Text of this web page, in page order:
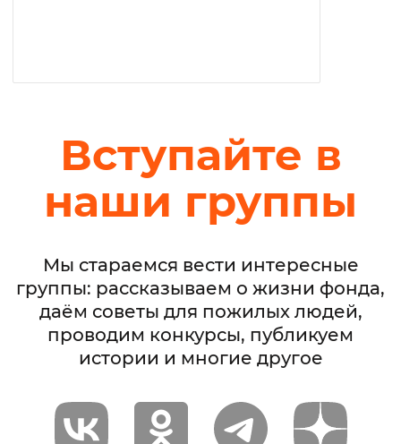
Вступайте в
наши группы
Мы стараемся вести интересные
группы: рассказываем о жизни фонда,
даём советы для пожилых людей,
проводим конкурсы, публикуем
истории и многие другое